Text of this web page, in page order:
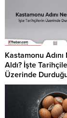
Kastamonu
Aldı? İşte
Üzerinde